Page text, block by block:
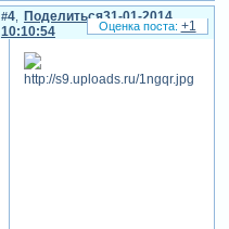
Поделиться
4
31-01-2014
10:10:54
+1